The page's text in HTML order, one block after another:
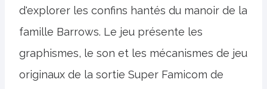
d'explorer les confins hantés du manoir de la
famille Barrows. Le jeu présente les
graphismes, le son et les mécanismes de jeu
originaux de la sortie Super Famicom de